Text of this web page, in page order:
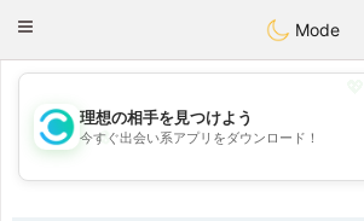
olombiaCitas
Toggle
Mode
💖
💕
理想の相手を見つけよう
今すぐ出会い系アプリをダウンロード！